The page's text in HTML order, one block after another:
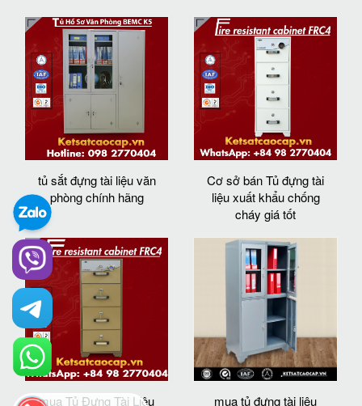
tủ sắt đựng tài liệu văn
phòng chính hãng
Cơ sở bán Tủ đựng tài
liệu xuất khẩu chống
cháy giá tốt
mua Tủ Đựng Tài Liệu
mua tủ đựng tài liệu